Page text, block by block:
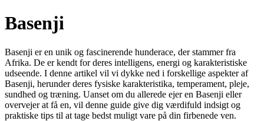
Basenji
Basenji er en unik og fascinerende hunderace, der stammer fra
Afrika. De er kendt for deres intelligens, energi og karakteristiske
udseende. I denne artikel vil vi dykke ned i forskellige aspekter af
Basenji, herunder deres fysiske karakteristika, temperament, pleje,
sundhed og træning. Uanset om du allerede ejer en Basenji eller
overvejer at få en, vil denne guide give dig værdifuld indsigt og
praktiske tips til at tage bedst muligt vare på din firbenede ven.